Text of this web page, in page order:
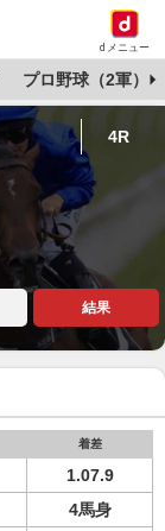
dメニュー
プロ野球（2軍）
4R
結果
着差
1.07.9
4馬身